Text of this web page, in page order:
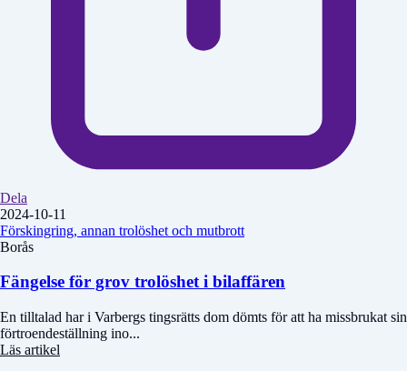
Dela
2024-10-11
Förskingring, annan trolöshet och mutbrott
Borås
Fängelse för grov trolöshet i bilaffären
En tilltalad har i Varbergs tingsrätts dom dömts för att ha missbrukat sin
förtroendeställning ino...
Läs artikel